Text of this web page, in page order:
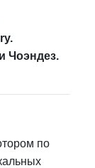
Чоэндез.
по